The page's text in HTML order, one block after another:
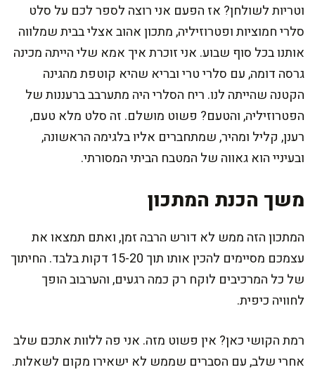
וטריות לשולחן? אז הפעם אני רוצה לספר לכם על סלט
סלרי חמוציות ופטרוזיליה, מתכון אהוב אצלי בבית שמלווה
אותנו בכל סוף שבוע. אני זוכרת איך אמא שלי הייתה מכינה
גרסה דומה, עם סלרי טרי ובריא שהיא קוטפת מהגינה
הקטנה שהייתה לנו. ריח הסלרי היה מתערבב ברעננות של
הפטרוזיליה, והטעם? פשוט מושלם. זה סלט מלא טעם,
רענן, קליל ומהיר, שמתחברים אליו בלגימה הראשונה,
ובעיניי הוא גאווה של המטבח הביתי המסורתי.
משך הכנת המתכון
המתכון הזה ממש לא דורש הרבה זמן, ואתם תמצאו את
עצמכם מסיימים להכין אותו תוך 15-20 דקות בלבד. החיתוך
של כל המרכיבים לוקח רק כמה רגעים, והערבוב הופך
לחוויה כיפית.
רמת הקושי כאן? אין פשוט מזה. אני פה ללוות אתכם שלב
אחרי שלב, עם הסברים שממש לא ישאירו מקום לשאלות.